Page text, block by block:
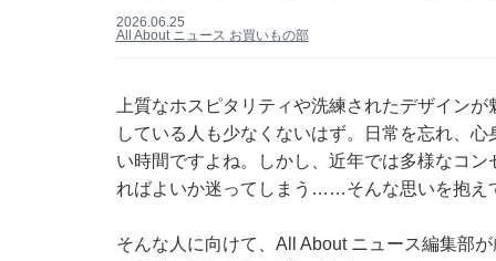
2026.06.25
All About ニュース お買いもの部
上質なホスピタリティや洗練されたデザイン
している人も少なくないはず。日常を忘れ、
い時間ですよね。しかし、近年では多様なコ
ればよいか迷ってしまう……そんな思いを抱え
そんな人に向けて、All About ニュース編集部